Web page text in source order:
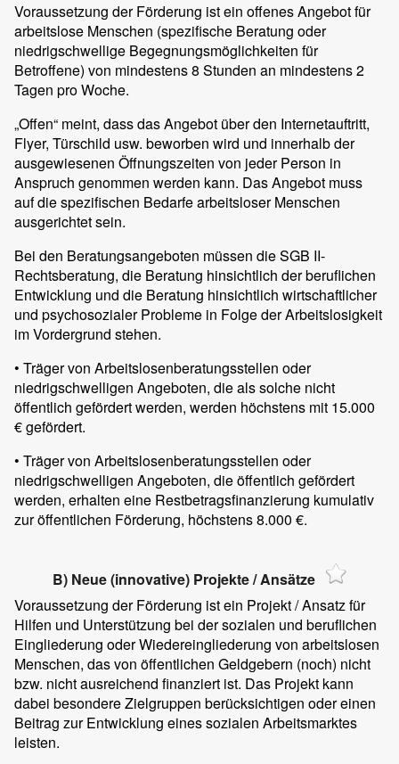
Voraussetzung der Förderung ist ein offenes Angebot für
arbeitslose Menschen (spezifische Beratung oder
niedrigschwellige Begegnungsmöglichkeiten für
Betroffene) von mindestens 8 Stunden an mindestens 2
Tagen pro Woche.
„Offen“ meint, dass das Angebot über den Internetauftritt,
Flyer, Türschild usw. beworben wird und innerhalb der
ausgewiesenen Öffnungszeiten von jeder Person in
Anspruch genommen werden kann. Das Angebot muss
auf die spezifischen Bedarfe arbeitsloser Menschen
ausgerichtet sein.
Bei den Beratungsangeboten müssen die SGB II-
Rechtsberatung, die Beratung hinsichtlich der beruflichen
Entwicklung und die Beratung hinsichtlich wirtschaftlicher
und psychosozialer Probleme in Folge der Arbeitslosigkeit
im Vordergrund stehen.
• Träger von Arbeitslosenberatungsstellen oder
niedrigschwelligen Angeboten, die als solche nicht
öffentlich gefördert werden, werden höchstens mit 15.000
€ gefördert.
• Träger von Arbeitslosenberatungsstellen oder
niedrigschwelligen Angeboten, die öffentlich gefördert
werden, erhalten eine Restbetragsfinanzierung kumulativ
zur öffentlichen Förderung, höchstens 8.000 €.
B) Neue (innovative) Projekte / Ansätze
Voraussetzung der Förderung ist ein Projekt / Ansatz für
Hilfen und Unterstützung bei der sozialen und beruflichen
Eingliederung oder Wiedereingliederung von arbeitslosen
Menschen, das von öffentlichen Geldgebern (noch) nicht
bzw. nicht ausreichend finanziert ist. Das Projekt kann
dabei besondere Zielgruppen berücksichtigen oder einen
Beitrag zur Entwicklung eines sozialen Arbeitsmarktes
leisten.